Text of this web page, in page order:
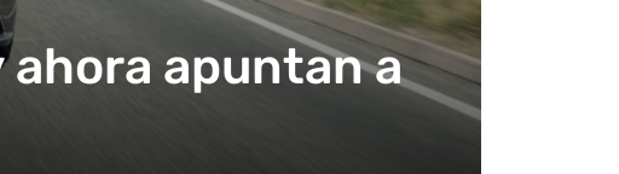
ahora apuntan a